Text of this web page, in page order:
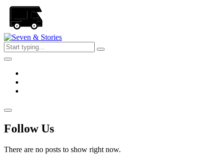
Skip
the
content
Seven
Stories
Follow Us
There are no posts to show right now.